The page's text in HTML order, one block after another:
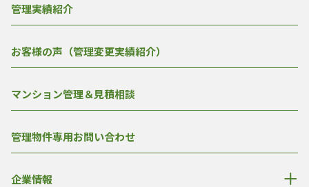
管理実績紹介
お客様の声（管理変更実績紹介）
マンション管理＆見積相談
管理物件専用お問い合わせ
企業情報